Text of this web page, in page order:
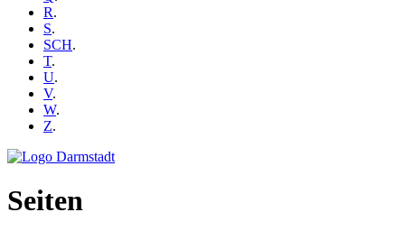
R.
S.
SCH.
T.
U.
V.
W.
Z.
Seiten